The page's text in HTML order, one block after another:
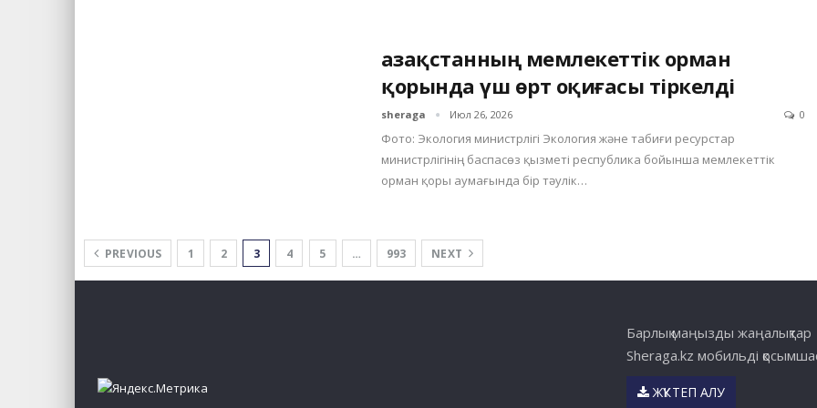
Қазақстанның мемлекеттік орман
қорында үш өрт оқиғасы тіркелді
sheraga Июл 26, 2026 0
Фото: Экология министрлігі Экология және табиғи ресурстар
министрлігінің баспасөз қызметі республика бойынша мемлекеттік
орман қоры аумағында бір тәулік…
PREVIOUS 1 2 3 4 5 … 993 NEXT
Барлық маңызды жаңалықтар
Sheraga.kz мобильді
ЖҮКТЕП АЛУ